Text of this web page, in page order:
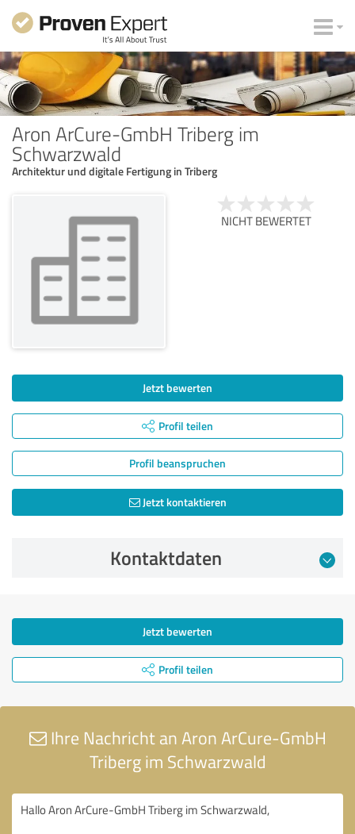
Aron ArCure-GmbH Triberg im
Schwarzwald
Architektur und digitale Fertigung in Triberg
NICHT BEWERTET
Jetzt bewerten
Profil teilen
Profil beanspruchen
Jetzt kontaktieren
Kontaktdaten
Jetzt bewerten
Profil teilen
Ihre Nachricht an Aron ArCure-GmbH
Triberg im Schwarzwald